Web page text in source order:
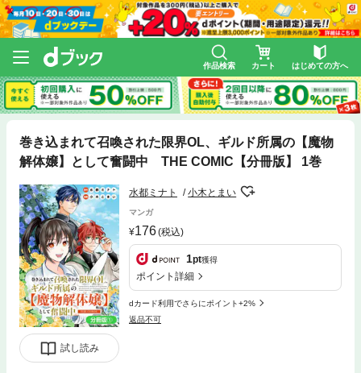
作品検索 カート はじめての方へ
巻き込まれて召喚された限界OL、ギルド所属の【魔物
解体嬢】として奮闘中 THE COMIC【分冊版】 1巻
試し読み
水都ミナト 小木とまい
マンガ
176(税込)
1pt獲得
ポイント詳細
dカード利用でさらにポイント+2%
返品不可